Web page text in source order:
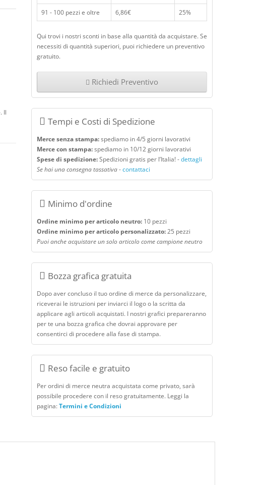
Il
91 - 100 pezzi e oltre
6,86€ 25%
Qui trovi i nostri sconti in base alla quantità da acquistare. Se
necessiti di quantità superiori, puoi richiedere un preventivo
gratuito.
Richiedi Preventivo
Tempi e Costi di Spedizione
Merce senza stampa:spediamo in 4/5 giorni lavorativi
Merce con stampa:spediamo in 10/12 giorni lavorativi
Spese di spedizione:Spedizioni gratis per l’Italia! -dettagli
Se hai una consegna tassativa-contattaci
Minimo d'ordine
Ordine minimo per articolo neutro: 10 pezzi
Ordine minimo per articolo personalizzato:25 pezzi
Puoi anche acquistare un solo articolo come campione neutro
Bozza grafica gratuita
Dopo aver concluso il tuo ordine di merce da personalizzare,
riceverai le istruzioni per inviarci il logo o la scritta da
applicare agli articoli acquistati. I nostri grafici prepareranno
per te una bozza grafica che dovrai approvare per
consentirci di procedere alla fase di stampa.
Reso facile e gratuito
Per ordini di merce neutra acquistata come privato, sarà
possibile procedere con il reso gratuitamente. Leggi la
pagina:Termini e Condizioni